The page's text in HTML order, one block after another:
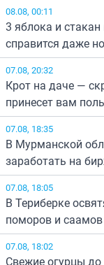
08.08, 00:11
3 яблока и
справится даже
07.08, 20:32
Крот на даче —
принесет вам
07.08, 18:35
В Мурманской
заработать на
07.08, 18:05
В Териберке
поморов и саамов
07.08, 18:02
Свежие огурцы